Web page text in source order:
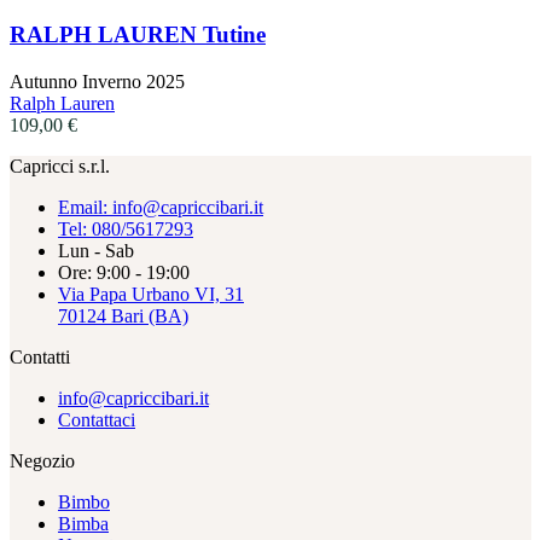
RALPH LAUREN Tutine
Autunno Inverno 2025
Ralph Lauren
109,00 €
Capricci s.r.l.
Email: info@capriccibari.it
Tel: 080/5617293
Lun - Sab
Ore: 9:00 - 19:00
Via Papa Urbano VI, 31
70124 Bari (BA)
Contatti
info@capriccibari.it
Contattaci
Negozio
Bimbo
Bimba